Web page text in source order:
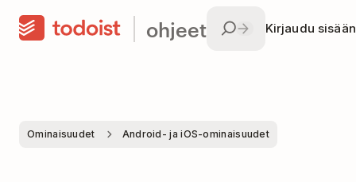
ohjeet Kirjaudu sisään
Ominaisuudet Android- ja iOS-ominaisuudet